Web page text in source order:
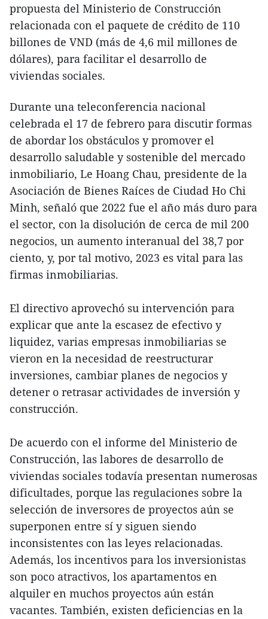
propuesta del Ministerio de Construcción
relacionada con el paquete de crédito de 110
billones de VND (más de 4,6 mil millones de
dólares), para facilitar el desarrollo de
viviendas sociales.
Durante una teleconferencia nacional
celebrada el 17 de febrero para discutir formas
de abordar los obstáculos y promover el
desarrollo saludable y sostenible del mercado
inmobiliario, Le Hoang Chau, presidente de la
Asociación de Bienes Raíces de Ciudad Ho Chi
Minh, señaló que 2022 fue el año más duro para
el sector, con la disolución de cerca de mil 200
negocios, un aumento interanual del 38,7 por
ciento, y, por tal motivo, 2023 es vital para las
firmas inmobiliarias.
El directivo aprovechó su intervención para
explicar que ante la escasez de efectivo y
liquidez, varias empresas inmobiliarias se
vieron en la necesidad de reestructurar
inversiones, cambiar planes de negocios y
detener o retrasar actividades de inversión y
construcción.
De acuerdo con el informe del Ministerio de
Construcción, las labores de desarrollo de
viviendas sociales todavía presentan numerosas
dificultades, porque las regulaciones sobre la
selección de inversores de proyectos aún se
superponen entre sí y siguen siendo
inconsistentes con las leyes relacionadas.
Además, los incentivos para los inversionistas
son poco atractivos, los apartamentos en
alquiler en muchos proyectos aún están
vacantes. También, existen deficiencias en la